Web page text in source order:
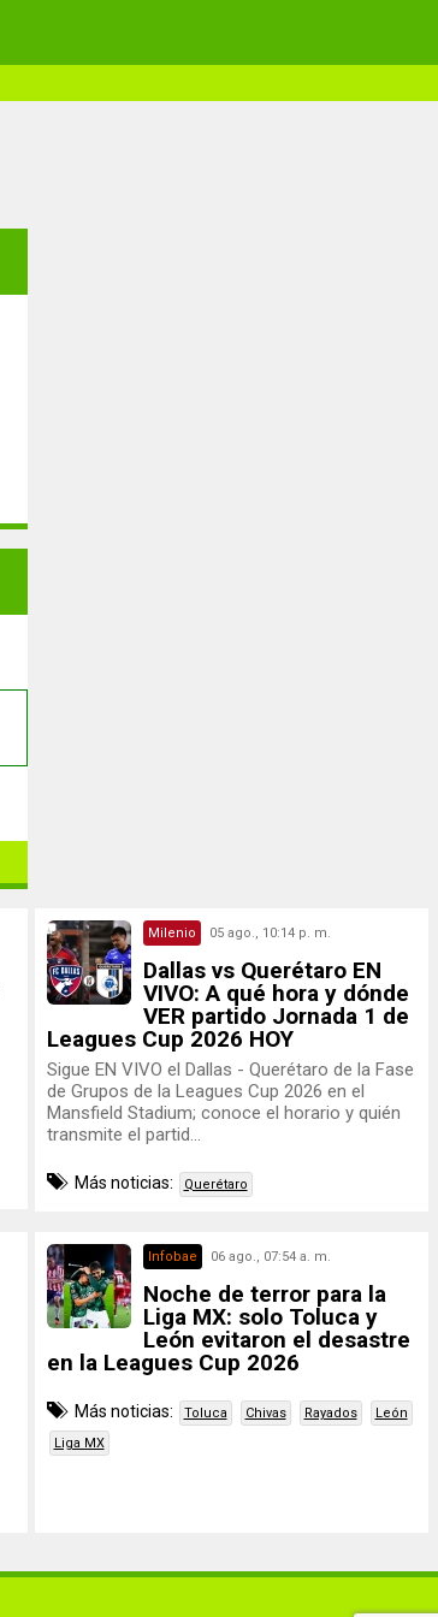
Milenio 05 ago., 10:14 p. m.
Dallas vs Querétaro EN
VIVO: A qué hora y dónde
VER partido Jornada 1 de
Leagues Cup 2026 HOY
Sigue EN VIVO el Dallas - Querétaro de la Fase
de Grupos de la Leagues Cup 2026 en el
Mansfield Stadium; conoce el horario y quién
transmite el partid...
Más noticias: Querétaro
Infobae 06 ago., 07:54 a. m.
Noche de terror para la
Liga MX: solo Toluca y
León evitaron el desastre
en la Leagues Cup 2026
Más noticias: Toluca Chivas Rayados
León
Liga MX